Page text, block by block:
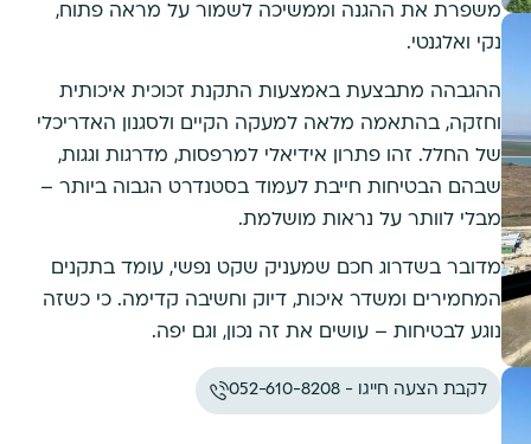
משפרת את ההגנה וממשיכה לשמור על מראה פתוח,
נקי ואלגנטי.
ההגבהה מתבצעת באמצעות התקנת זכוכית איכותית
וחזקה, בהתאמה מלאה למעקה הקיים ולסגנון האדריכלי
של החלל. זהו פתרון אידיאלי למרפסות, מדרגות וגגות,
שבהם הבטיחות חייבת לעמוד בסטנדרט הגבוה ביותר –
מבלי לוותר על נראות מושלמת.
מדובר בשדרוג חכם שמעניק שקט נפשי, עומד בתקנים
המחמירים ומשדר איכות, דיוק וחשיבה קדימה. כי כשזה
נוגע לבטיחות – עושים את זה נכון, וגם יפה.
לקבת הצעה חייגו - 052-610-8208